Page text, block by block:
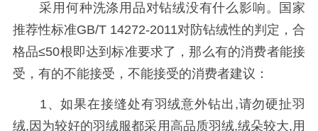
采用何种洗涤用品对钻绒没有什么影响。国家
推荐性标准GB/T 14272-2011对防钻绒性的判定，合
格品≤50根即达到标准要求了，那么有的消费者能接
受，有的不能接受，不能接受的消费者建议：
1、如果在接缝处有羽绒意外钻出,请勿硬扯羽
绒,因为较好的羽绒服都采用高品质羽绒,绒朵较大,用